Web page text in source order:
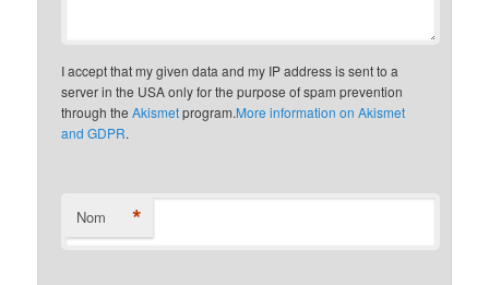
I accept that my given data and my IP address is sent to a
server in the USA only for the purpose of spam prevention
through theAkismetprogram.More information on Akismet
and GDPR.
Nom *